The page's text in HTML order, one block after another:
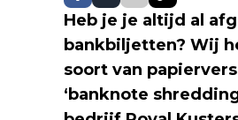
Heb je je altijd al
bankbiljetten? Wij
soort van
‘banknote